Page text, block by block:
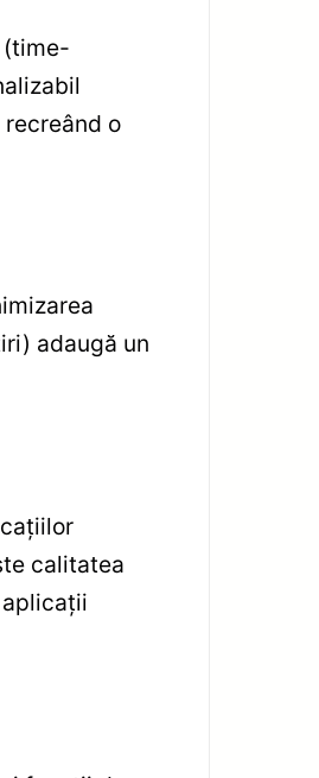
(time-
o
adaugă un
calitatea